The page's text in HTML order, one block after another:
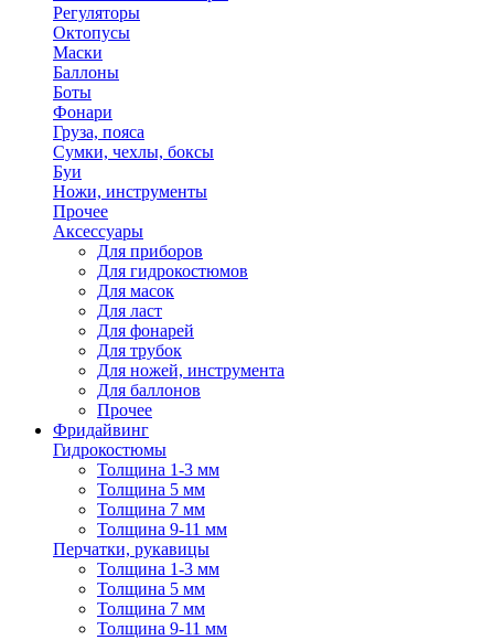
Регуляторы
Октопусы
Маски
Баллоны
Боты
Фонари
Груза, пояса
Сумки, чехлы, боксы
Буи
Ножи, инструменты
Прочее
Аксессуары
Для приборов
Для гидрокостюмов
Для масок
Для ласт
Для фонарей
Для трубок
Для ножей, инструмента
Для баллонов
Прочее
Фридайвинг
Гидрокостюмы
Толщина 1-3 мм
Толщина 5 мм
Толщина 7 мм
Толщина 9-11 мм
Перчатки, рукавицы
Толщина 1-3 мм
Толщина 5 мм
Толщина 7 мм
Толщина 9-11 мм